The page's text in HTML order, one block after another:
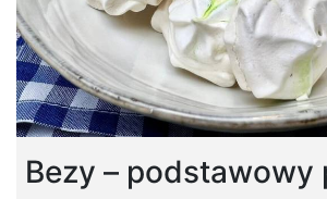
Bezy – podstawowy